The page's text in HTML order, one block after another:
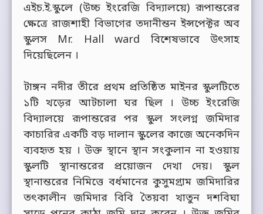
এইচ.ই.স্কুলে (উচ্চ ইংরেজি বিদ্যালয়ে) রূপান্তরের
ক্ষেত্রে রাজশাহী বিভাগের তদানীন্তন ইন্সপেক্টর অব
স্কুলস Mr. Hall ward বিশেষভাবে উৎসাহ
দিয়েছিলেন ।
টাঙ্গন নদীর তীরে প্রথম প্রতিষ্ঠিত মাইনর স্কুলটিতে
১টি খড়ের আটচালা ঘর ছিল । উচ্চ ইংরেজি
বিদ্যালয়ে রূপান্তরের পর স্কুল সংলগ্ন জমিদার
কাচারির একটি বড় দালান স্কুলের কাজে অনেকদিন
ব্যবহৃত হয় । উক্ত স্থানে স্থান সংকুলান না হওয়ায়
স্কুলটি স্থানান্তরের প্রয়োজন দেখা দেয়। স্কুল
স্থানান্তরের নিমিত্তে বর্ধমানের কুসুমগ্রাম জমিদারির
তৎকালীন জমিদার বিবি তৈয়বা খাতুন দশবিঘা